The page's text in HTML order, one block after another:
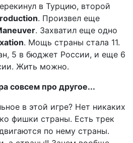
в Турцию, второй
. Произвел еще
. Захватил еще одно
. Мощь страны стала 11.
5 в бюджет России, и еще 6
Жить можно.
совсем про другое...
в этой игре? Нет никаких
фишки страны. Есть трек
по нему страны.